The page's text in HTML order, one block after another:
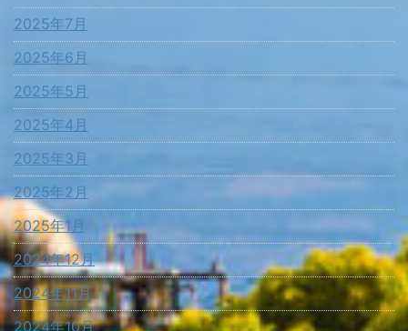
2025年7月
2025年6月
2025年5月
2025年4月
2025年3月
2025年2月
2025年1月
2024年12月
2024年11月
2024年10月